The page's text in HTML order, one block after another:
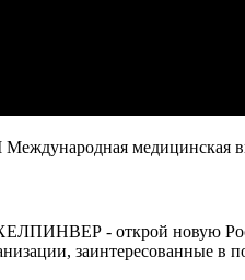
медицинская
- открой новую
заинтересованные в